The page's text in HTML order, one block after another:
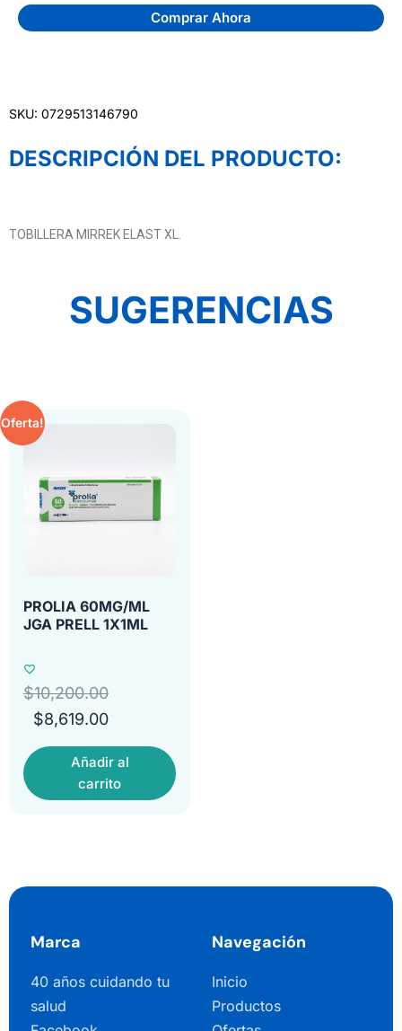
Comprar Ahora
SKU: 0729513146790
DESCRIPCIÓN DEL PRODUCTO:
TOBILLERA MIRREK ELAST XL.
SUGERENCIAS
Oferta!
PROLIA 60MG/ML
JGA PRELL 1X1ML
$10,200.00
$8,619.00
Añadir al
carrito
Marca
40 años cuidando tu
salud
Navegación
Inicio
Productos